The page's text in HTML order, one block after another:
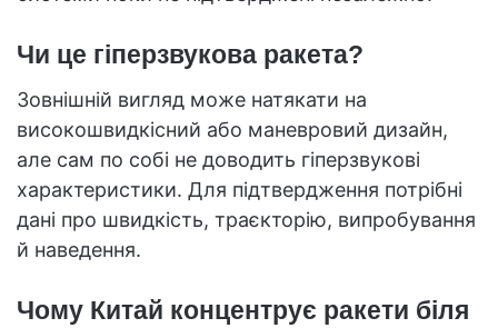
Чи це гіперзвукова ракета?
Зовнішній вигляд може натякати на
високошвидкісний або маневровий дизайн,
але сам по собі не доводить гіперзвукові
характеристики. Для підтвердження потрібні
дані про швидкість, траєкторію, випробування
й наведення.
Чому Китай концентрує ракети біля